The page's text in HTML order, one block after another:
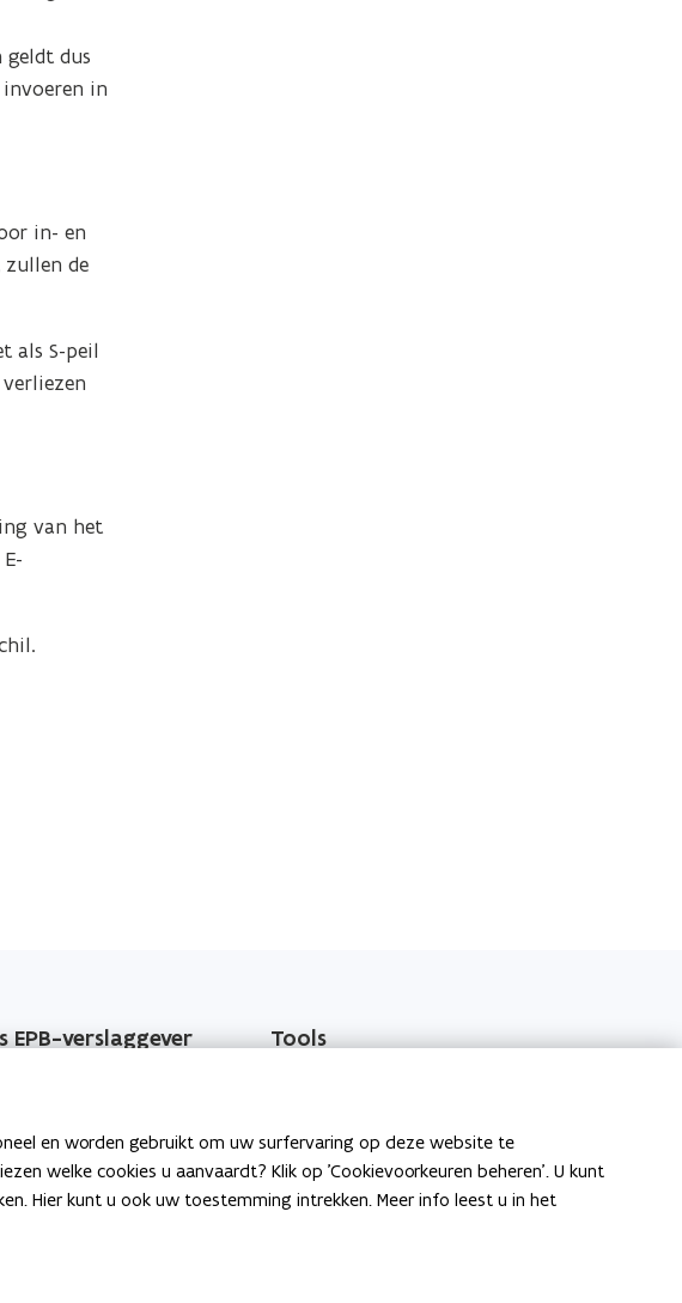
geldt dus
in
in- en
de
als S-peil
van het
EPB-verslaggever
fouten
Tools
Energieprestatiedatabank
o
p
e
Gekende softwareproblemen
en worden gebruikt om uw surfervaring op deze website te
welke cookies u aanvaardt? Klik op 'Cookievoorkeuren beheren'. U kunt
Hier kunt u ook uw toestemming intrekken. Meer info leest u in het